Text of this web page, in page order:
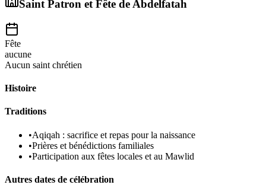
Saint Patron et Fête deAbdelfatah
Fête
aucune
Aucun saint chrétien
Histoire
Traditions
•Aqiqah : sacrifice et repas pour la naissance
•Prières et bénédictions familiales
•Participation aux fêtes locales et au Mawlid
Autres dates de célébration